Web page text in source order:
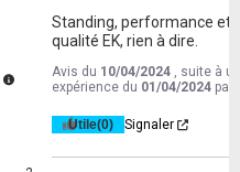
Standing, performance et
qualité EK, rien à dire.
Avis du 10/04/2024 , suite à
expérience du 01/04/2024 par
Utile(0) Signaler